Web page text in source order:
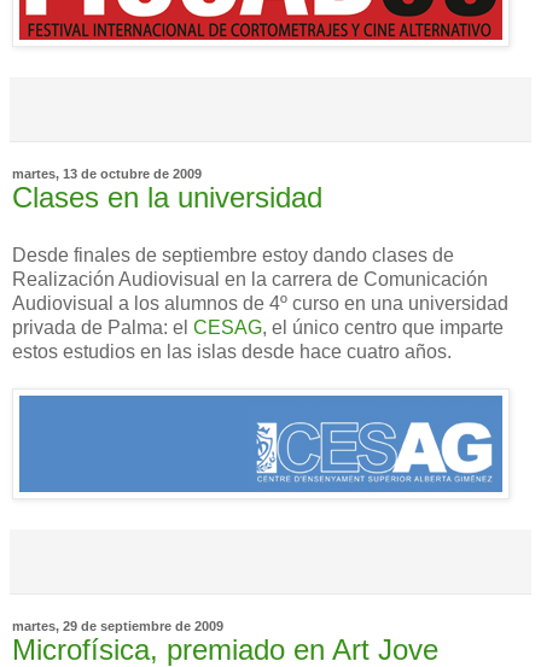
martes, 13 de octubre de 2009
Clases en la universidad
Desde finales de septiembre estoy dando clases de
Realización Audiovisual en la carrera de Comunicación
Audiovisual a los alumnos de 4º curso en una universidad
privada de Palma: el CESAG, el único centro que imparte
estos estudios en las islas desde hace cuatro años.
martes, 29 de septiembre de 2009
Microfísica, premiado en Art Jove